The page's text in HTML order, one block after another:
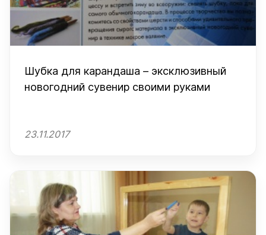
Шубка для карандаша – эксклюзивный
новогодний сувенир своими руками
23.11.2017